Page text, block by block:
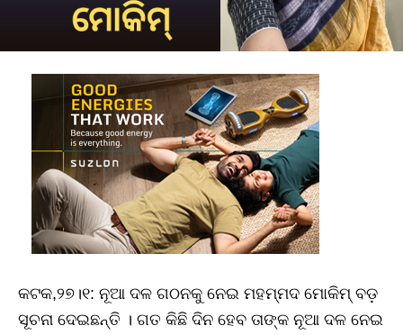
କଟକ,୨୭।୧: ନୂଆ ଦଳ ଗଠନକୁ ନେଇ ମହମ୍ମଦ ମୋକିମ୍ ବଡ଼
ସୂଚନା ଦେଇଛନ୍ତି । ଗତ କିଛି ଦିନ ହେବ ତାଙ୍କ ନୂଆ ଦଳ ନେଇ